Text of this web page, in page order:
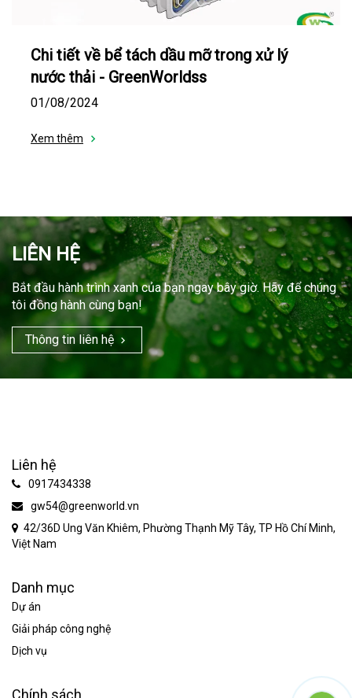
Chi tiết về bể tách dầu mỡ trong xử lý
nước thải - GreenWorldss
01/08/2024
Xem thêm
LIÊN HỆ
Bắt đầu hành trình xanh của bạn ngay bây giờ. Hãy để chúng
tôi đồng hành cùng bạn!
Thông tin liên hệ
Liên hệ
0917434338
gw54@greenworld.vn
42/36D Ung Văn Khiêm, Phường Thạnh Mỹ Tây, TP Hồ Chí Minh,
Việt Nam
Danh mục
Dự án
Giải pháp công nghệ
Dịch vụ
Chính sách